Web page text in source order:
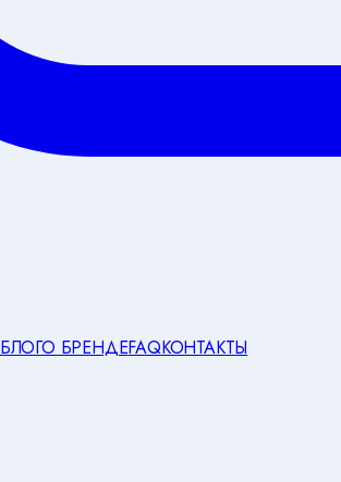
БЛОГО БРЕНДЕFAQКОНТАКТЫ